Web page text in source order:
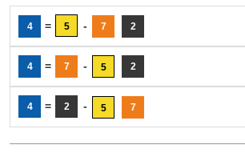
4 = 5 - 7 2
4 = 7 - 5 2
4 = 2 - 5 7